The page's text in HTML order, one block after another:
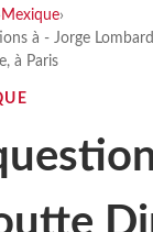
Mexique›
à - Jorge
à Paris